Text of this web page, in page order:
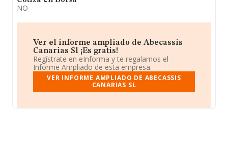
NO
Ver el informe ampliado de Abecassis
Canarias Sl ¡Es gratis!
Regístrate en eInforma y te regalamos el
Informe Ampliado de esta empresa.
VER INFORME AMPLIADO DE ABECASSIS
CANARIAS SL